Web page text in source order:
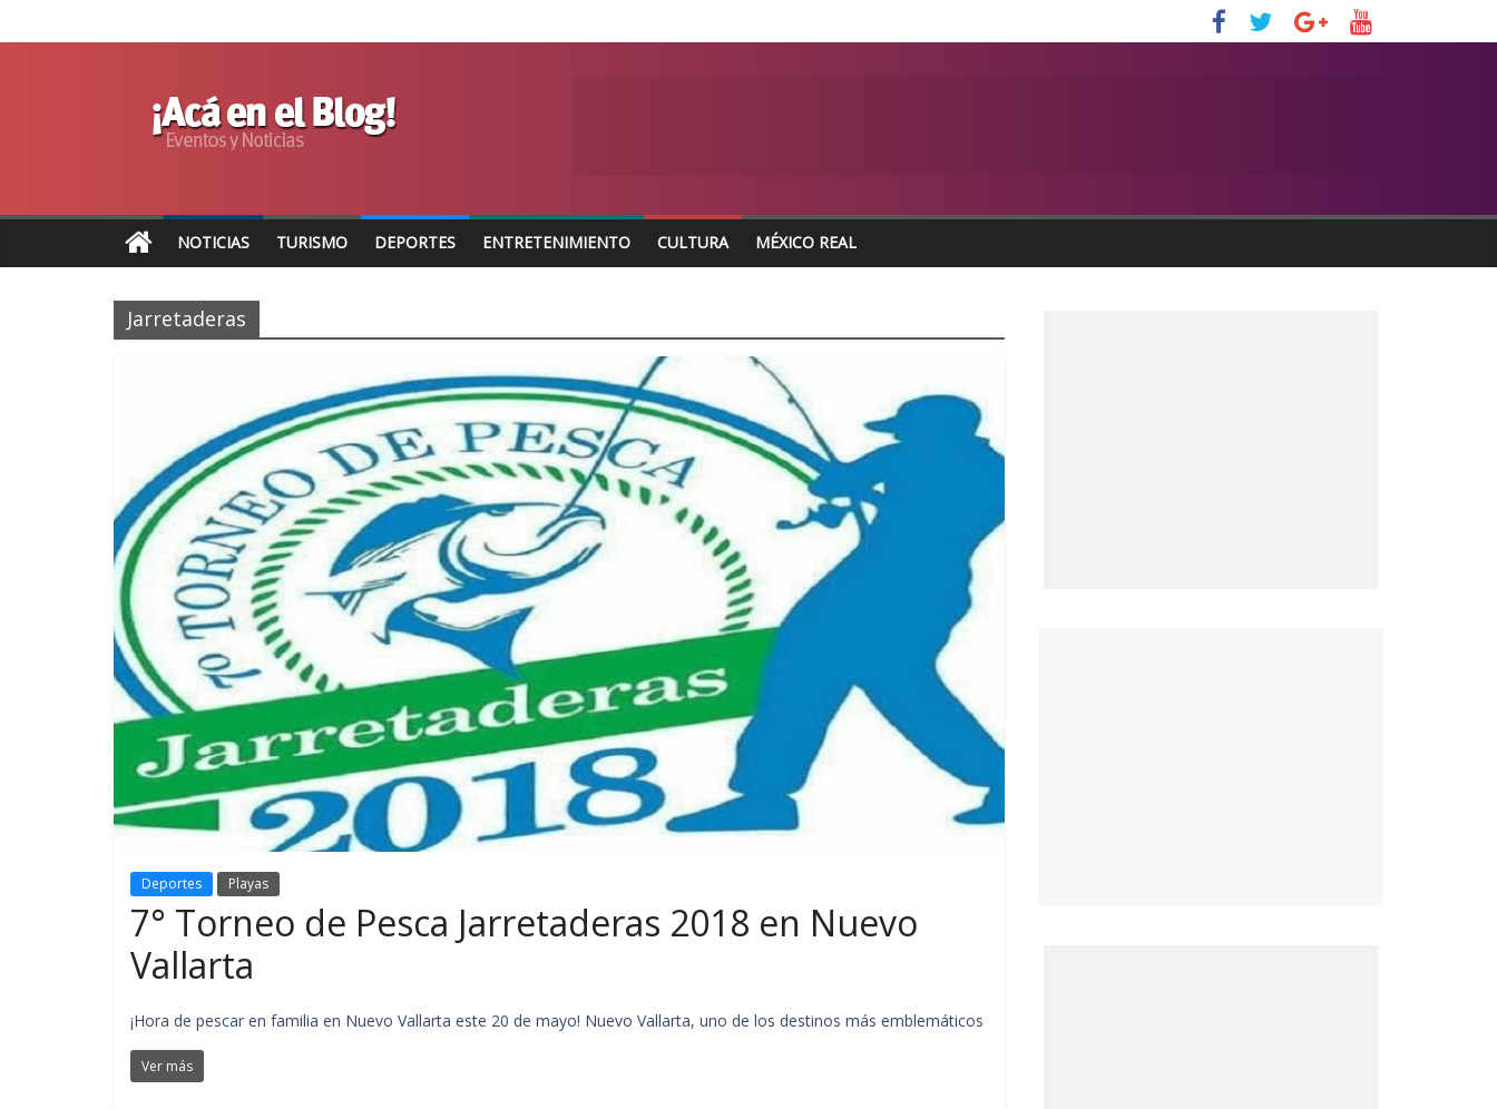
NOTICIAS TURISMO DEPORTES ENTRETENIMIENTO CULTURA MÉXICO REAL
Jarretaderas
Deportes Playas
7° Torneo de Pesca Jarretaderas 2018 en Nuevo
Vallarta
¡Hora de pescar en familia en Nuevo Vallarta este 20 de mayo! Nuevo Vallarta, uno de los destinos más emblemáticos
Ver más